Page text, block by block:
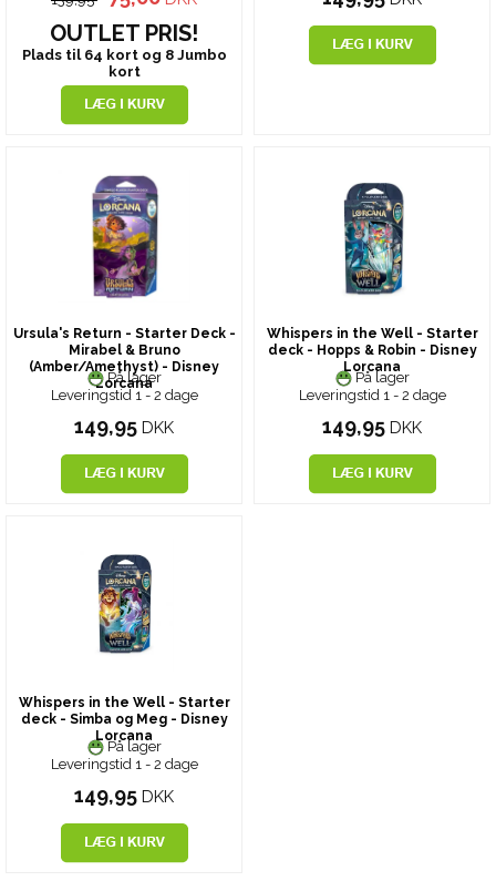
OUTLET PRIS!
Plads til 64 kort og 8 Jumbo
kort
Ursula's Return - Starter Deck -
Mirabel & Bruno
(Amber/Amethyst) - Disney
Lorcana
På lager
Leveringstid 1 - 2 dage
149,95 DKK
Whispers in the Well - Starter
deck - Hopps & Robin - Disney
Lorcana
På lager
Leveringstid 1 - 2 dage
149,95 DKK
Whispers in the Well - Starter
deck - Simba og Meg - Disney
Lorcana
På lager
Leveringstid 1 - 2 dage
149,95 DKK